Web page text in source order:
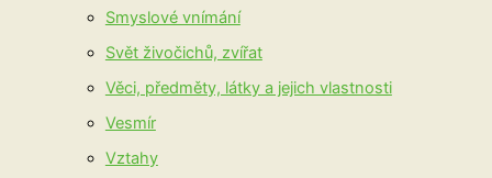
Smyslové vnímání
Svět živočichů, zvířat
Věci, předměty, látky a jejich vlastnosti
Vesmír
Vztahy